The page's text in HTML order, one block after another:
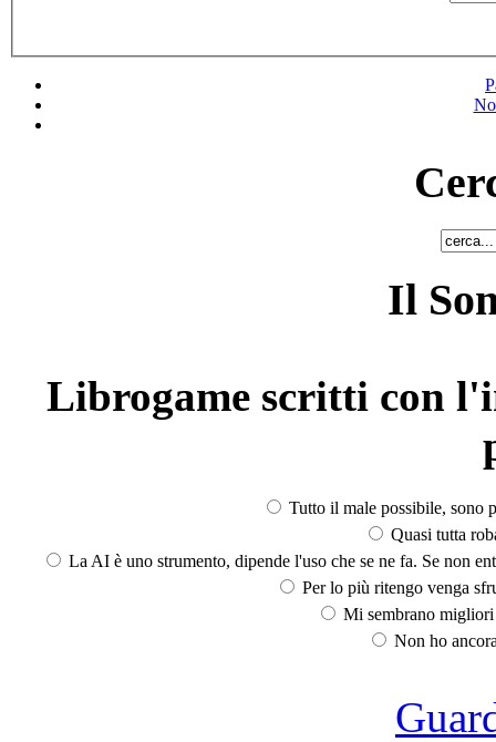
Il
Librogame scritti con
Tutto il male possibile, sono
Quasi tutta
La AI è uno strumento, dipende l'uso che se ne fa. Se non
Per lo più ritengo venga
Mi sembrano
Non ho